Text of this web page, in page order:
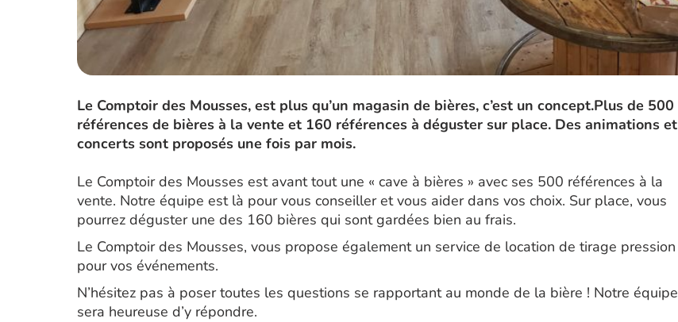
Le Comptoir des Mousses, est plus qu’un magasin de bières, c’est un concept.Plus de 500
références de bières à la vente et 160 références à déguster sur place. Des animations et
concerts sont proposés une fois par mois.
Le Comptoir des Mousses est avant tout une « cave à bières » avec ses 500 références à la
vente. Notre équipe est là pour vous conseiller et vous aider dans vos choix. Sur place, vous
pourrez déguster une des 160 bières qui sont gardées bien au frais.
Le Comptoir des Mousses, vous propose également un service de location de tirage pression
pour vos événements.
N’hésitez pas à poser toutes les questions se rapportant au monde de la bière ! Notre équipe
sera heureuse d’y répondre.